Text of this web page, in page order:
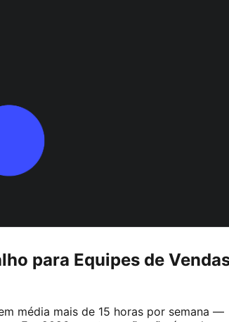
para Equipes de
média mais de 15 horas por semana —